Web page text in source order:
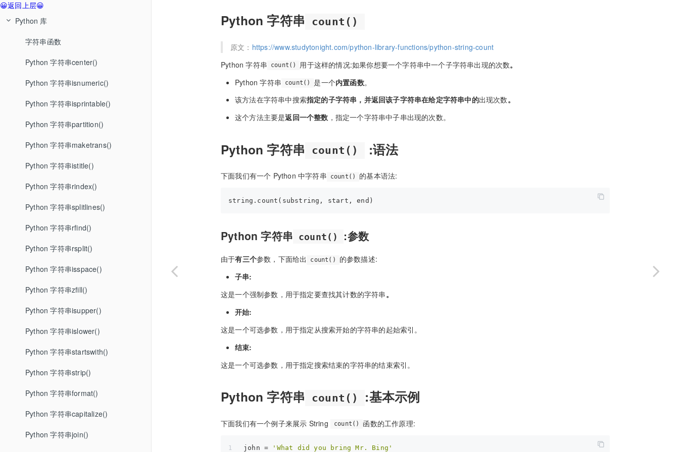
😀返回上层😀
Python 库
字符串函数
Python 字符串center()
Python 字符串isnumeric()
Python 字符串isprintable()
Python 字符串partition()
Python 字符串maketrans()
Python 字符串istitle()
Python 字符串rindex()
Python 字符串splitlines()
Python 字符串rfind()
Python 字符串rsplit()
Python 字符串isspace()
Python 字符串zfill()
Python 字符串isupper()
Python 字符串islower()
Python 字符串startswith()
Python 字符串strip()
Python 字符串format()
Python 字符串capitalize()
Python 字符串join()
Python 字符串 count()
原文： https://www.studytonight.com/python-library-functions/python-string-count
Python 字符串
count() 用于这样的情况:如果你想要一个字符串中一个子字符串出现的次数。
Python 字符串
count() 是一个内置函数。
该方法在字符串中搜索指定的子字符串，并返回该子字符串在给定字符串中的出现次数。
这个方法主要是返回一个整数 ，指定一个字符串中子串出现的次数。
Python 字符串 count() :语法
下面我们有一个 Python 中字符串 count() 的基本语法:
Python 字符串 count() :参数
由于有三个参数，下面给出 count()
的参数描述:
子串:
这是一个强制参数，用于指定要查找其计数的字符串。
开始:
这是一个可选参数，用于指定从搜索开始的字符串的起始索引。
结束:
这是一个可选参数，用于指定搜索结束的字符串的结束索引。
Python 字符串 count() :基本示例
下面我们有一个例子来展示 String count() 函数的工作原理:
john = 'What did you bring Mr. Bing'